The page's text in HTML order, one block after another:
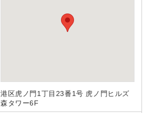
港区虎ノ門1丁目23番1号 虎ノ門ヒルズ
森タワー6F